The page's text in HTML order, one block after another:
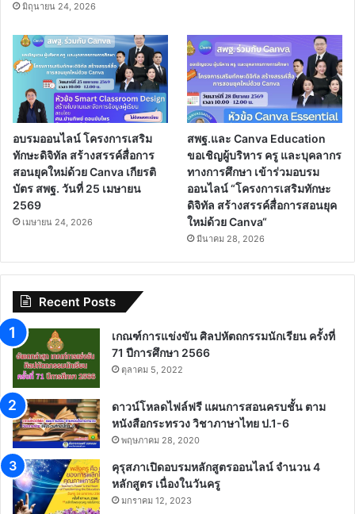
มิถุนายน 24, 2026
อบรมออนไลน์ โครงการเสริม
ทักษะดิจิทัล สร้างสรรค์สื่อการ
สอนยุคใหม่ด้วย Canva เกียรติ
บัตร สพฐ. วันที่ 25 เมษายน
2569
เมษายน 24, 2026
สพฐ.และ Canva Education
ขอเชิญผู้บริหาร ครู และบุคลากร
ทางการศึกษา เข้าร่วมอบรม
ออนไลน์ “โครงการเสริมทักษะ
ดิจิทัล สร้างสรรค์สื่อการสอนยุค
ใหม่ด้วย Canva“
มีนาคม 28, 2026
Recent Posts
เกณฑ์การแข่งขัน ศิลปหัตถกรรมนักเรียน ครั้งที่
71 ปีการศึกษา 2566
ตุลาคม 5, 2022
ดาวน์โหลดไฟล์ฟรี แผนการสอนครบชั้น ตาม
หนังสือกระทรวง วิชาภาษาไทย ป.1-6
พฤษภาคม 28, 2020
คุรุสภาเปิดอบรมหลักสูตรออนไลน์ จำนวน 4
หลักสูตร เนื่องในวันครู
มกราคม 12, 2023